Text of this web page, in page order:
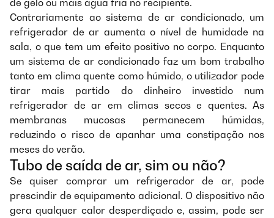
de gelo ou mais água fria no recipiente.
Contrariamente ao sistema de ar condicionado, um
refrigerador de ar aumenta o nível de humidade na
sala, o que tem um efeito positivo no corpo. Enquanto
um sistema de ar condicionado faz um bom trabalho
tanto em clima quente como húmido, o utilizador pode
tirar mais partido do dinheiro investido num
refrigerador de ar em climas secos e quentes. As
membranas mucosas permanecem húmidas,
reduzindo o risco de apanhar uma constipação nos
meses do verão.
Tubo de saída de ar, sim ou não?
Se quiser comprar um refrigerador de ar, pode
prescindir de equipamento adicional. O dispositivo não
gera qualquer calor desperdiçado e, assim, pode ser